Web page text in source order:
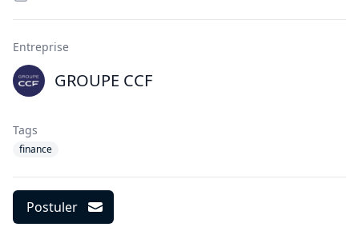
Entreprise
GROUPE CCF
Tags
finance
Postuler